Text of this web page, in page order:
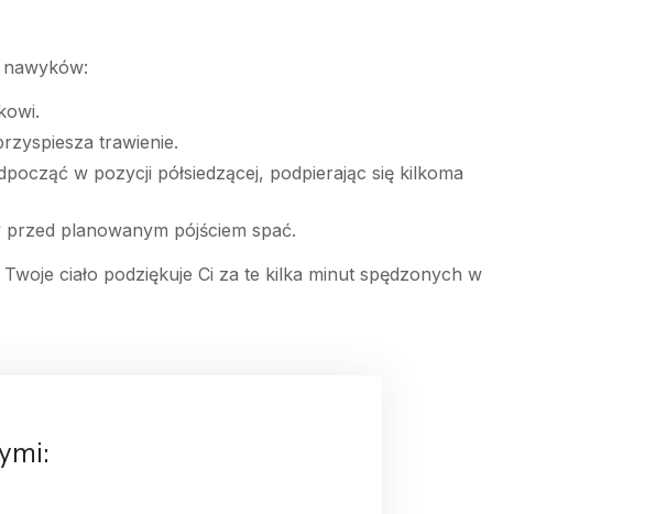
trawienie.
w pozycji półsiedzącej, podpierając się kilkoma
planowanym pójściem spać.
ciało podziękuje Ci za te kilka minut spędzonych w